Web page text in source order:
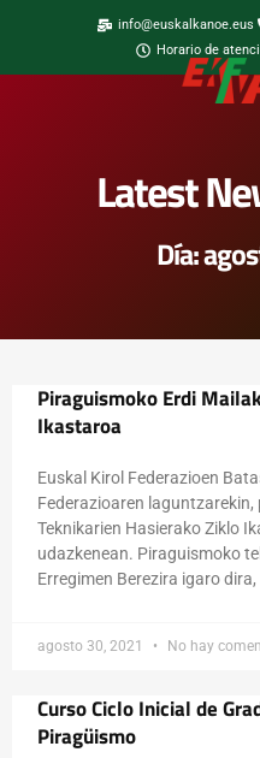
info@euskalkanoe.eus
Horario de
Latest
Día:
Piraguismoko Erdi
Ikastaroa
Euskal Kirol Federazioen
Federazioaren
Teknikarien Hasierako Ziklo
udazkenean. Piraguismoko
Erregimen Berezira igaro dira,
agosto 30, 2021 No hay
Curso Ciclo Inicial de
Piragüismo